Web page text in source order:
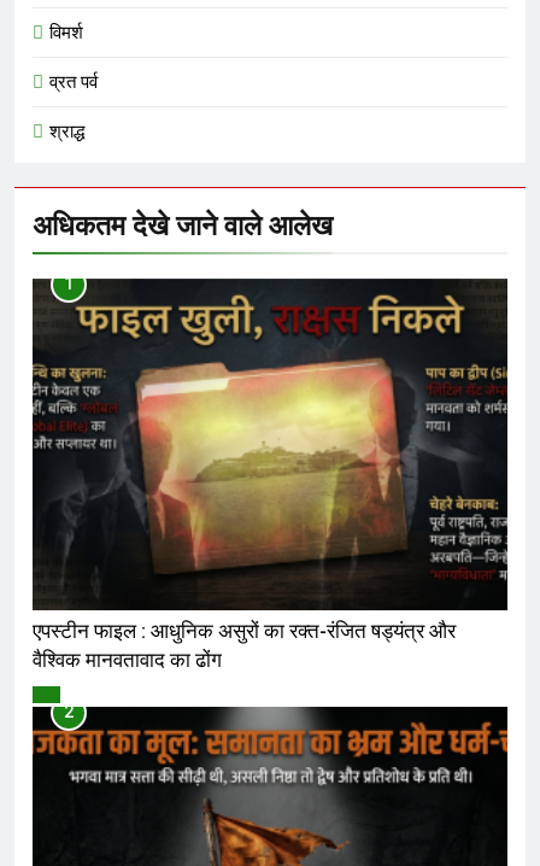
विमर्श
व्रत पर्व
श्राद्ध
अधिकतम देखे जाने वाले आलेख
1
एपस्टीन फाइल : आधुनिक असुरों का रक्त-रंजित षड्यंत्र और
वैश्विक मानवतावाद का ढोंग
2